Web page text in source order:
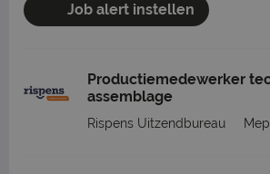
Job alert instellen
Productiemedewerker
assemblage
Rispens Uitzendbureau